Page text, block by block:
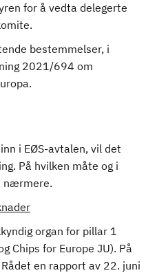
for å vedta delegerte
bestemmelser, i
2021/694 om
i EØS-avtalen, vil det
På hvilken måte og i
nærmere.
organ for pillar 1
Chips for Europe JU). På
en rapport av 22. juni